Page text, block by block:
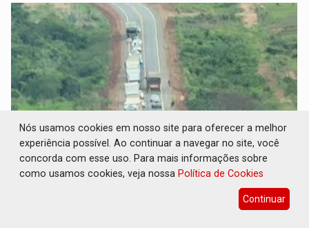
ALERTA NA BR-364: Acidente deixa pista
interrompida na região de Pimenta Bueno
Nós usamos cookies em nosso site para oferecer a melhor
experiência possível. Ao continuar a navegar no site, você
concorda com esse uso. Para mais informações sobre
como usamos cookies, veja nossa Política de Cookies
Continuar